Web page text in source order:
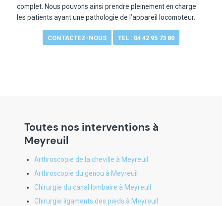
complet. Nous pouvons ainsi prendre pleinement en charge
les patients ayant une pathologie de l’appareil locomoteur.
CONTACTEZ-NOUS TEL : 04 42 95 73 80
Toutes nos interventions à
Meyreuil
Arthroscopie de la cheville à Meyreuil
Arthroscopie du genou à Meyreuil
Chirurgie du canal lombaire à Meyreuil
Chirurgie ligaments des pieds à Meyreuil